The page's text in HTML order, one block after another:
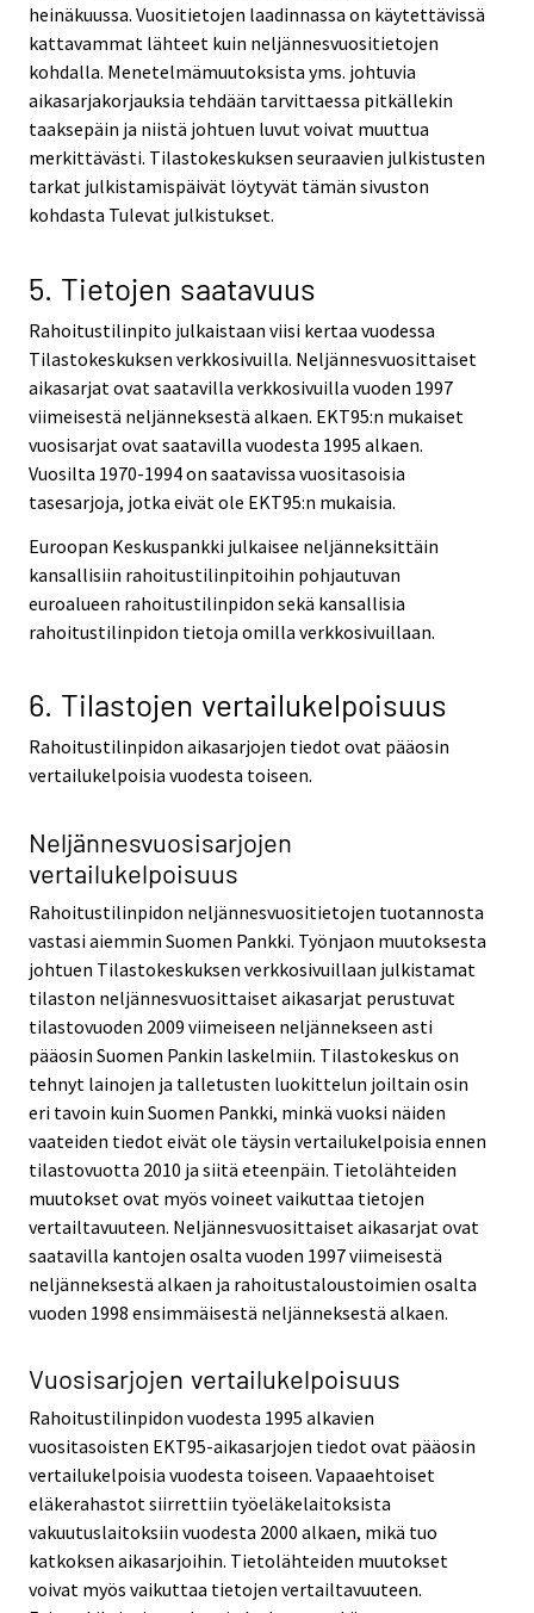
heinäkuussa. Vuositietojen laadinnassa on käytettävissä
kattavammat lähteet kuin neljännesvuositietojen
kohdalla. Menetelmämuutoksista yms. johtuvia
aikasarjakorjauksia tehdään tarvittaessa pitkällekin
taaksepäin ja niistä johtuen luvut voivat muuttua
merkittävästi. Tilastokeskuksen seuraavien julkistusten
tarkat julkistamispäivät löytyvät tämän sivuston
kohdasta Tulevat julkistukset.
5. Tietojen saatavuus
Rahoitustilinpito julkaistaan viisi kertaa vuodessa
Tilastokeskuksen verkkosivuilla. Neljännesvuosittaiset
aikasarjat ovat saatavilla verkkosivuilla vuoden 1997
viimeisestä neljänneksestä alkaen. EKT95:n mukaiset
vuosisarjat ovat saatavilla vuodesta 1995 alkaen.
Vuosilta 1970-1994 on saatavissa vuositasoisia
tasesarjoja, jotka eivät ole EKT95:n mukaisia.
Euroopan Keskuspankki julkaisee neljänneksittäin
kansallisiin rahoitustilinpitoihin pohjautuvan
euroalueen rahoitustilinpidon sekä kansallisia
rahoitustilinpidon tietoja omilla verkkosivuillaan.
6. Tilastojen vertailukelpoisuus
Rahoitustilinpidon aikasarjojen tiedot ovat pääosin
vertailukelpoisia vuodesta toiseen.
Neljännesvuosisarjojen
vertailukelpoisuus
Rahoitustilinpidon neljännesvuositietojen tuotannosta
vastasi aiemmin Suomen Pankki. Työnjaon muutoksesta
johtuen Tilastokeskuksen verkkosivuillaan julkistamat
tilaston neljännesvuosittaiset aikasarjat perustuvat
tilastovuoden 2009 viimeiseen neljännekseen asti
pääosin Suomen Pankin laskelmiin. Tilastokeskus on
tehnyt lainojen ja talletusten luokittelun joiltain osin
eri tavoin kuin Suomen Pankki, minkä vuoksi näiden
vaateiden tiedot eivät ole täysin vertailukelpoisia ennen
tilastovuotta 2010 ja siitä eteenpäin. Tietolähteiden
muutokset ovat myös voineet vaikuttaa tietojen
vertailtavuuteen. Neljännesvuosittaiset aikasarjat ovat
saatavilla kantojen osalta vuoden 1997 viimeisestä
neljänneksestä alkaen ja rahoitustaloustoimien osalta
vuoden 1998 ensimmäisestä neljänneksestä alkaen.
Vuosisarjojen vertailukelpoisuus
Rahoitustilinpidon vuodesta 1995 alkavien
vuositasoisten EKT95-aikasarjojen tiedot ovat pääosin
vertailukelpoisia vuodesta toiseen. Vapaaehtoiset
eläkerahastot siirrettiin työeläkelaitoksista
vakuutuslaitoksiin vuodesta 2000 alkaen, mikä tuo
katkoksen aikasarjoihin. Tietolähteiden muutokset
voivat myös vaikuttaa tietojen vertailtavuuteen.